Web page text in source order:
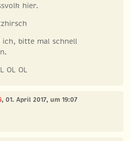
hier.
ich, bitte mal schnell
OL OL
, 01. April 2017, um 19:07